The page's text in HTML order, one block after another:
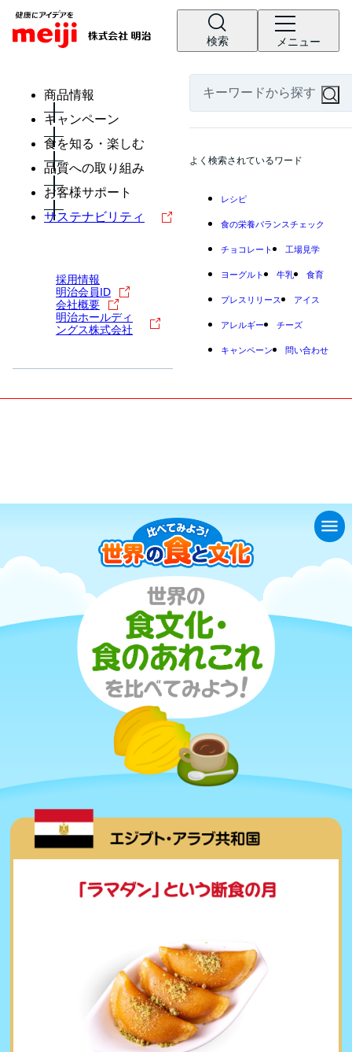
検索 メニュー
商品情報
キャンペーン
食を知る・楽しむ
品質への取り組み
お客様サポート
サステナビリティ
採用情報
明治会員ID
会社概要
明治ホールディ
ングス株式会社
よく検索されているワード
レシピ
食の栄養バランスチェック
チョコレート 工場見学
ヨーグルト 牛乳 食育
プレスリリース アイス
アレルギー チーズ
キャンペーン 問い合わせ
menu